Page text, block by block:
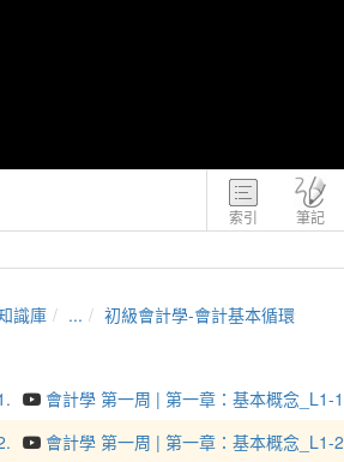
索引 筆記
識庫 ... 初級會計學-會計基本循環
會計學 第一周 | 第一章：基本概念_L1-1
會計學 第一周 | 第一章：基本概念_L1-2